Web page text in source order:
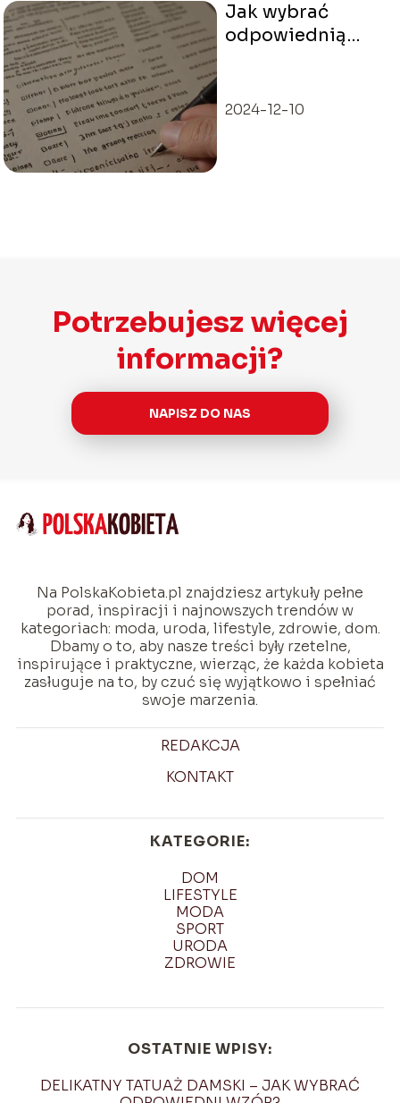
Jak wybrać
odpowiednią
siebie?
2024-12-10
Potrzebujesz więcej
informacji?
NAPISZ DO NAS
Na PolskaKobieta.pl znajdziesz artykuły pełne
porad, inspiracji i najnowszych trendów w
kategoriach: moda, uroda, lifestyle, zdrowie, dom.
Dbamy o to, aby nasze treści były rzetelne,
inspirujące i praktyczne, wierząc, że każda kobieta
zasługuje na to, by czuć się wyjątkowo i spełniać
swoje marzenia.
REDAKCJA
KONTAKT
KATEGORIE:
DOM
LIFESTYLE
MODA
SPORT
URODA
ZDROWIE
OSTATNIE WPISY:
DELIKATNY TATUAŻ DAMSKI – JAK WYBRAĆ